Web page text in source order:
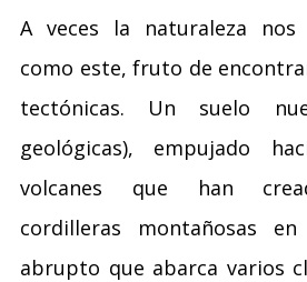
A veces la naturaleza nos
como este, fruto de
tectónicas. Un suelo
geológicas), empujado
volcanes que han
cordilleras montañosas
abrupto que abarca varios